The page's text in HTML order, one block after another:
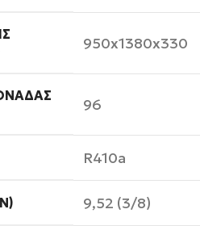
950x1380x330
96
R410a
9,52 (3/8)